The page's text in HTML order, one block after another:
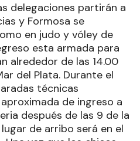
delegaciones partirán a
y Formosa se
en judo y vóley de
esta armada para
alrededor de las 14.00
del Plata. Durante el
técnicas
de ingreso a
después de las 9 de la
de arribo será en el